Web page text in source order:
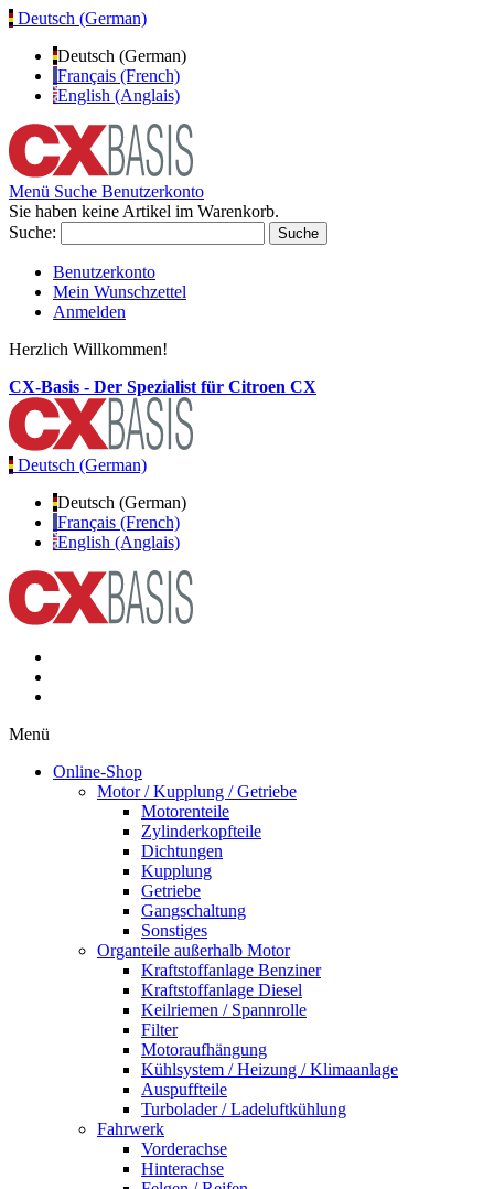
Deutsch (German)
Deutsch (German)
Français (French)
English (Anglais)
Menü Suche Benutzerkonto
Sie haben keine Artikel im Warenkorb.
Suche:
Suche
Benutzerkonto
Mein Wunschzettel
Anmelden
Herzlich Willkommen!
CX-Basis - Der Spezialist für Citroen CX
Deutsch (German)
Deutsch (German)
Français (French)
English (Anglais)
Menü
Online-Shop
Motor / Kupplung / Getriebe
Motorenteile
Zylinderkopfteile
Dichtungen
Kupplung
Getriebe
Gangschaltung
Sonstiges
Organteile außerhalb Motor
Kraftstoffanlage Benziner
Kraftstoffanlage Diesel
Keilriemen / Spannrolle
Filter
Motoraufhängung
Kühlsystem / Heizung / Klimaanlage
Auspuffteile
Turbolader / Ladeluftkühlung
Fahrwerk
Vorderachse
Hinterachse